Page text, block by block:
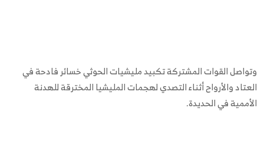
وتواصل القوات المشتركة تكبيد مليشيات الحوثي خسائر فادحة في
العتاد والأرواح أثناء التصدي لهجمات المليشيا المخترقة للهدنة
الأممية في الحديدة.